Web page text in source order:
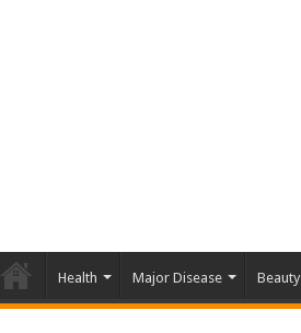
Health Major Disease Beauty